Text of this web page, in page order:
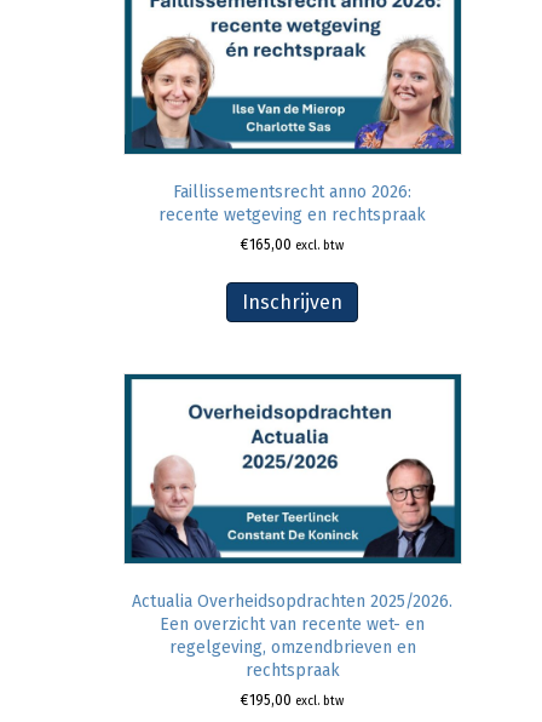
Faillissementsrecht anno 2026:
recente wetgeving en rechtspraak
€165,00 excl. btw
Inschrijven
Actualia Overheidsopdrachten 2025/2026.
Een overzicht van recente wet- en
regelgeving, omzendbrieven en
rechtspraak
€195,00 excl. btw